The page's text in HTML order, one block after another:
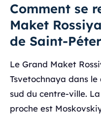
Comment se
Maket
de Saint-
Le Grand Maket
Tsvetochnaya dans
sud du centre-ville.
proche est